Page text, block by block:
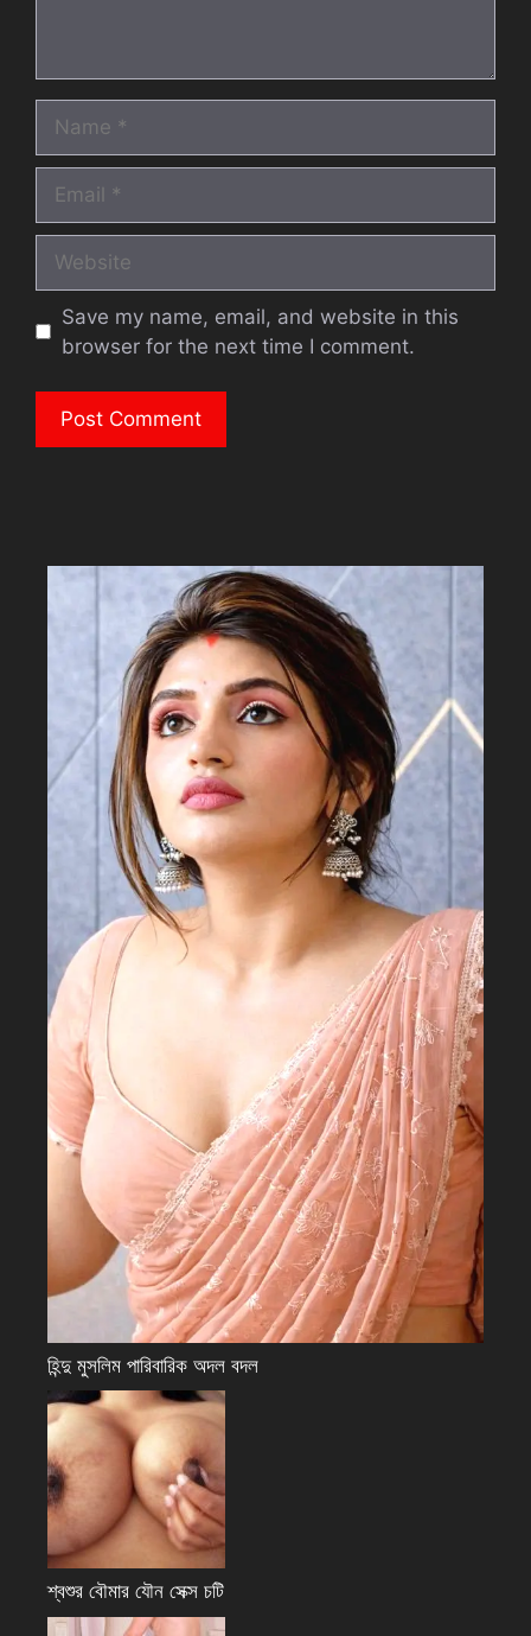
Save my name, email, and website in this
browser for the next time I comment.
হিন্দু মুসলিম পারিবারিক অদল বদল
শ্বশুর বৌমার যৌন সেক্স চটি